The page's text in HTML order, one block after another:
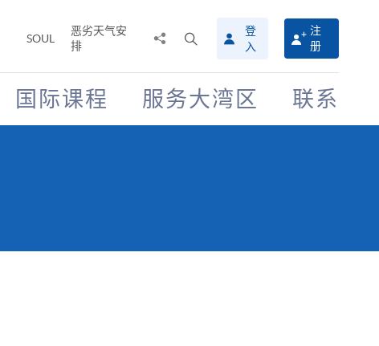
SOUL
恶劣天气安
排
搜
寻
介
面
登
入
注
册
国际课程 服务大湾区 联系